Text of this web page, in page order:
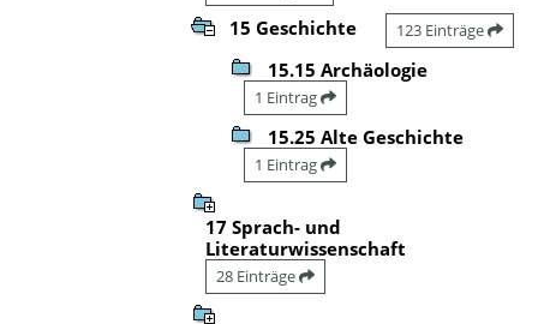
15 Geschichte 123 Einträge
15.15 Archäologie
1 Eintrag
15.25 Alte Geschichte
1 Eintrag
17 Sprach- und
Literaturwissenschaft
28 Einträge